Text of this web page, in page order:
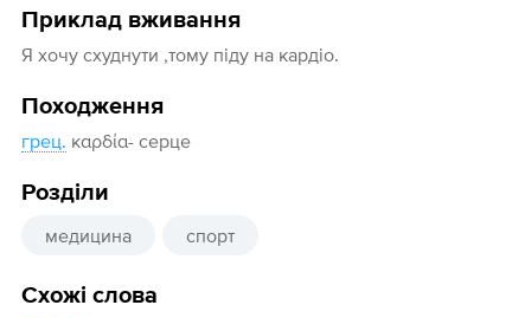
Приклад вживання
Я хочу схуднути ,тому піду на кардіо.
Походження
грец. καρδία- серце
Розділи
медицина спорт
Схожі слова